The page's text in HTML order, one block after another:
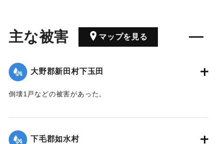
主な被害 マップを見る
大野郡新田村下玉田
倒壊1戸などの被害があった。
｜固有コード:00474072
下毛郡如水村